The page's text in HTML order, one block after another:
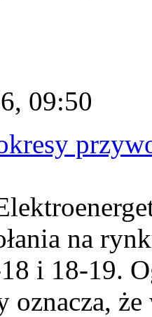
09:50
na
i 18-19.
oznacza,